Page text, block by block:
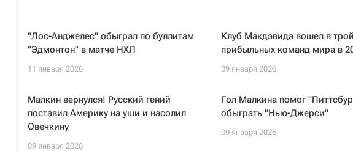
"Лос-Анджелес" обыграл по буллитам
"Эдмонтон" в матче НХЛ
11 января 2026
Клуб Макдэвида вошел в
прибыльных команд мира в
09 января 2026
Малкин вернулся! Русский гений
поставил Америку на уши и насолил
Овечкину
09 января 2026
Гол Малкина помог
обыграть "Нью-Джерси"
09 января 2026